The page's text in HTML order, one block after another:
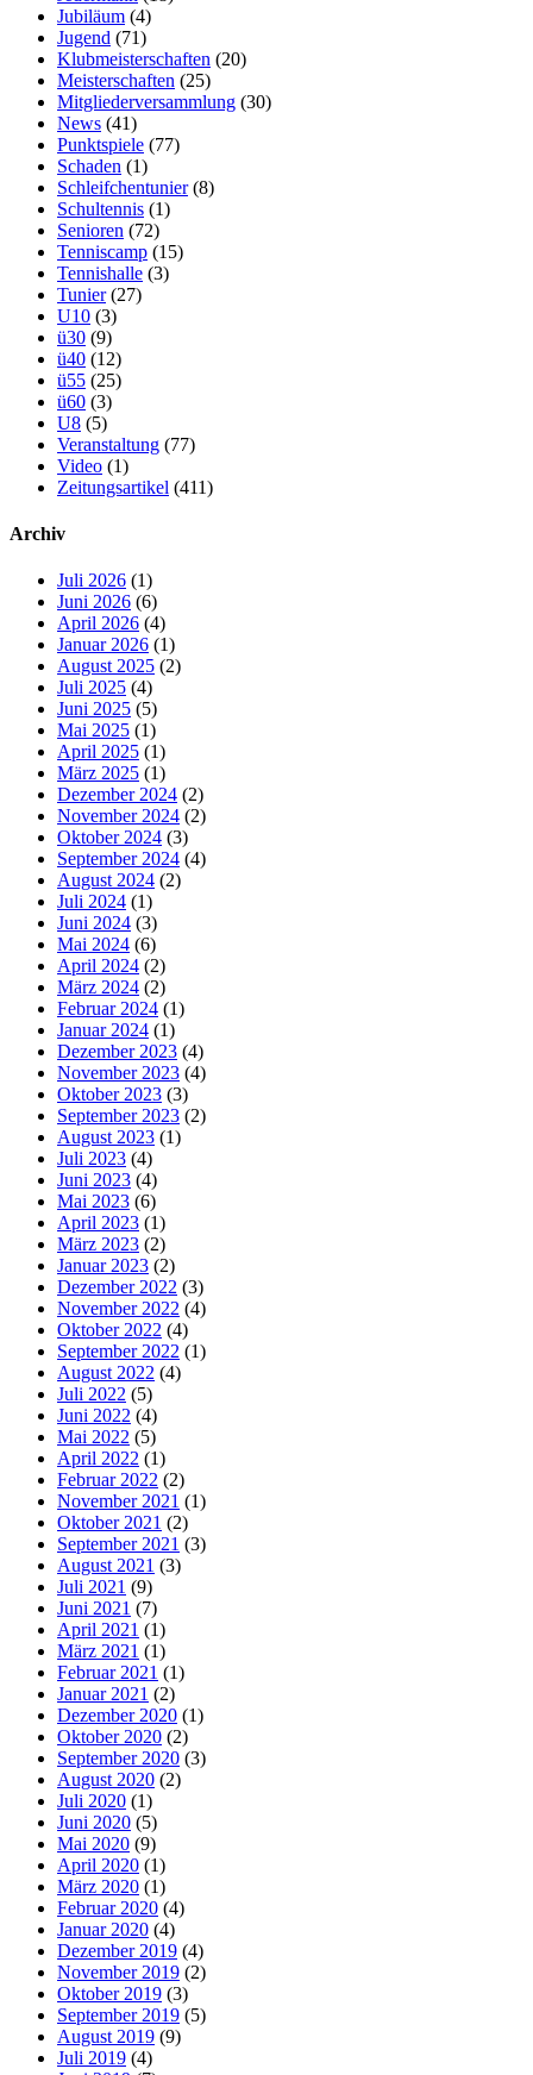
Jubiläum (4)
Jugend (71)
Klubmeisterschaften (20)
Meisterschaften (25)
Mitgliederversammlung (30)
News (41)
Punktspiele (77)
Schaden (1)
Schleifchentunier(8)
Schultennis (1)
Senioren (72)
Tenniscamp (15)
Tennishalle (3)
Tunier(27)
U10 (3)
ü30 (9)
ü40 (12)
ü55 (25)
ü60 (3)
U8 (5)
Veranstaltung (77)
Video (1)
Zeitungsartikel (411)
Archiv
Juli 2026 (1)
Juni 2026 (6)
April 2026 (4)
Januar 2026 (1)
August 2025 (2)
Juli 2025 (4)
Juni 2025 (5)
Mai 2025 (1)
April 2025 (1)
März 2025 (1)
Dezember 2024 (2)
November 2024 (2)
Oktober 2024 (3)
September 2024 (4)
August 2024 (2)
Juli 2024 (1)
Juni 2024 (3)
Mai 2024 (6)
April 2024 (2)
März 2024 (2)
Februar 2024 (1)
Januar 2024 (1)
Dezember 2023 (4)
November 2023 (4)
Oktober 2023 (3)
September 2023 (2)
August 2023 (1)
Juli 2023 (4)
Juni 2023 (4)
Mai 2023 (6)
April 2023 (1)
März 2023 (2)
Januar 2023 (2)
Dezember 2022 (3)
November 2022 (4)
Oktober 2022 (4)
September 2022 (1)
August 2022 (4)
Juli 2022 (5)
Juni 2022 (4)
Mai 2022 (5)
April 2022 (1)
Februar 2022 (2)
November 2021 (1)
Oktober 2021 (2)
September 2021 (3)
August 2021 (3)
Juli 2021 (9)
Juni 2021 (7)
April 2021 (1)
März 2021 (1)
Februar 2021 (1)
Januar 2021 (2)
Dezember 2020 (1)
Oktober 2020 (2)
September 2020 (3)
August 2020 (2)
Juli 2020 (1)
Juni 2020 (5)
Mai 2020 (9)
April 2020 (1)
März 2020 (1)
Februar 2020 (4)
Januar 2020 (4)
Dezember 2019 (4)
November 2019 (2)
Oktober 2019 (3)
September 2019 (5)
August 2019 (9)
Juli 2019 (4)